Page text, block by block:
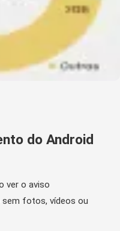
do Android
ver o aviso
sem fotos, vídeos ou